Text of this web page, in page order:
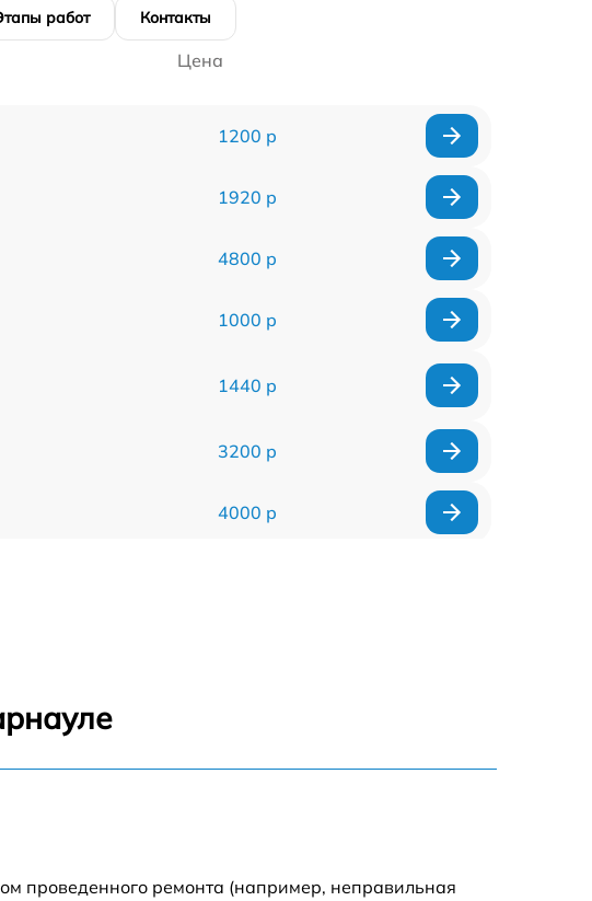
работ Контакты
Цена
1200 р
1920 р
4800 р
1000 р
1440 р
3200 р
4000 р
1440 р
1440 р
проведенного ремонта (например, неправильная